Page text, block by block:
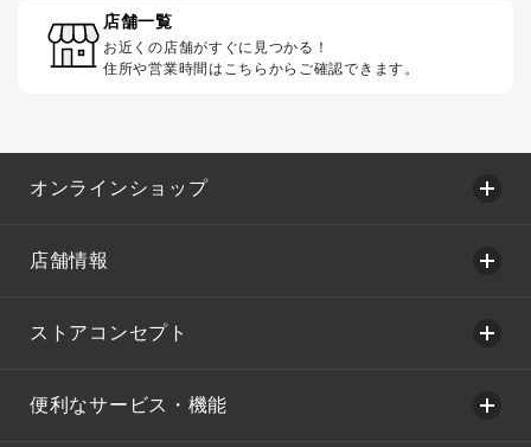
店舗一覧
お近くの店舗がすぐに見つかる！
住所や営業時間はこちらからご確認できます。
オンラインショップ
店舗情報
ストアコンセプト
便利なサービス・機能